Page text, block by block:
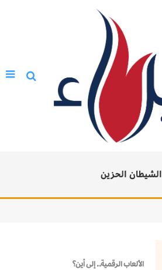
الشيطان الحزين
الألعاب الرقمية.. إلى أين؟